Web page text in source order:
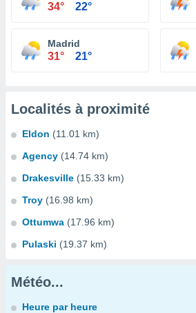
34° 22°
Madrid
31° 21°
Localités à proximité
Eldon (11.01 km)
Agency (14.74 km)
Drakesville (15.33 km)
Troy (16.98 km)
Ottumwa (17.96 km)
Pulaski (19.37 km)
Météo...
Heure par heure